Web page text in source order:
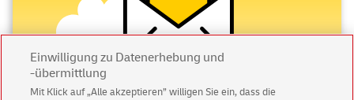
Einwilligung zu Datenerhebung und
-übermittlung
Mit Klick auf „Alle akzeptieren” willigen Sie ein, dass die